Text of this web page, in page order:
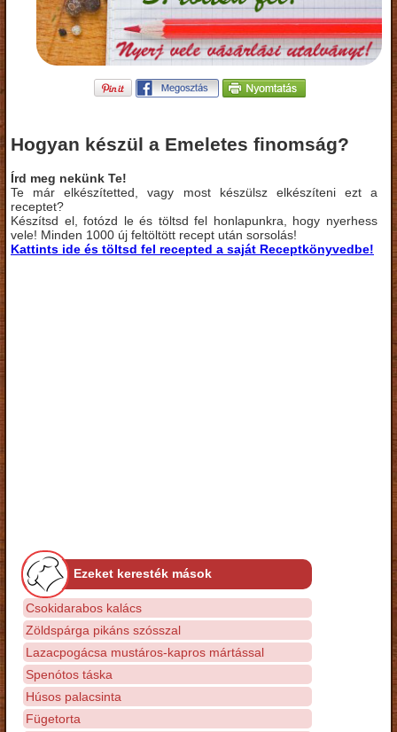
Hogyan készül a Emeletes finomság?
Írd meg nekünk Te!
Te már elkészítetted, vagy most készülsz elkészíteni ezt a
receptet?
Készítsd el, fotózd le és töltsd fel honlapunkra, hogy nyerhess
vele! Minden 1000 új feltöltött recept után sorsolás!
Kattints ide és töltsd fel recepted a saját Receptkönyvedbe!
Ezeket keresték mások
Csokidarabos kalács
Zöldspárga pikáns szósszal
Lazacpogácsa mustáros-kapros mártással
Spenótos táska
Húsos palacsinta
Fügetorta